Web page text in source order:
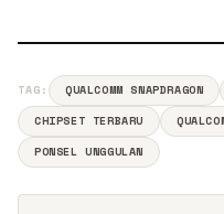
TAG: QUALCOMM SNAPDRAGON
CHIPSET TERBARU
PONSEL UNGGULAN